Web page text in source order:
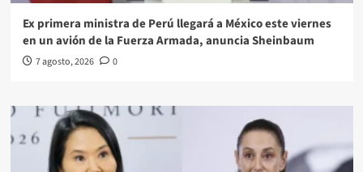
Ex primera ministra de Perú llegará a México este viernes
en un avión de la Fuerza Armada, anuncia Sheinbaum
7 agosto, 2026 0